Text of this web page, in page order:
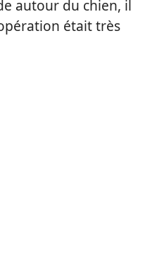
autour du chien, il
était très